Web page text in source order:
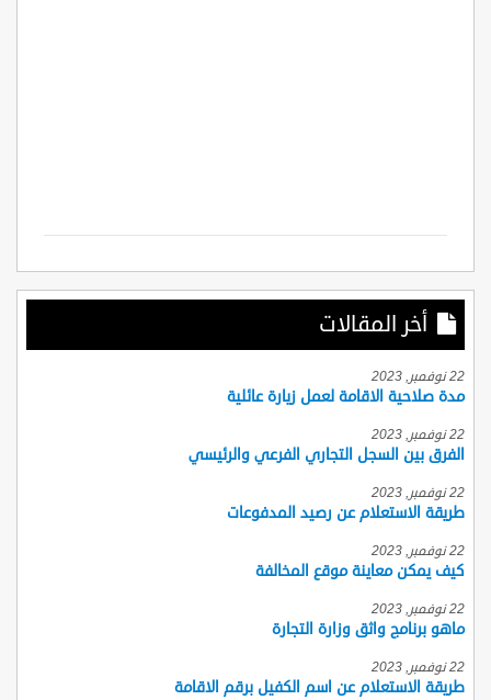
أخر المقالات
22 نوفمبر, 2023
مدة صلاحية الاقامة لعمل زيارة عائلية
22 نوفمبر, 2023
الفرق بين السجل التجاري الفرعي والرئيسي
22 نوفمبر, 2023
طريقة الاستعلام عن رصيد المدفوعات
22 نوفمبر, 2023
كيف يمكن معاينة موقع المخالفة
22 نوفمبر, 2023
ماهو برنامج واثق وزارة التجارة
22 نوفمبر, 2023
طريقة الاستعلام عن اسم الكفيل برقم الاقامة